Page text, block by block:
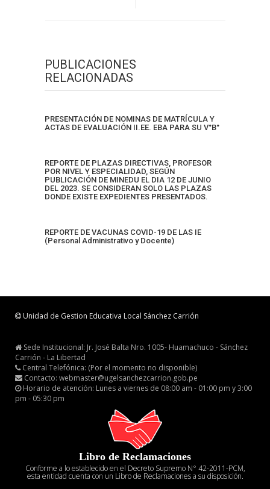
PUBLICACIONES
RELACIONADAS
PRESENTACIÓN DE NOMINAS DE MATRÍCULA Y
ACTAS DE EVALUACIÓN II.EE. EBA PARA SU V°B°
REPORTE DE PLAZAS DIRECTIVAS, PROFESOR
POR NIVEL Y ESPECIALIDAD, SEGÚN
PUBLICACIÓN DE MINEDU EL DIA 12 DE JUNIO
DEL 2023. SE CONSIDERAN SOLO LAS PLAZAS
DONDE EXISTE EXPEDIENTES PRESENTADOS.
REPORTE DE VACUNAS COVID-19 DE LAS IE
(Personal Administrativo y Docente)
Unidad de Gestion Educativa Local Sánchez Carrión
Sede Institucional: Jr. José Balta Nro. 1005- Huamachuco - Sánchez
Carrión - La Libertad
Central Telefónica: (Por el momento no disponible)
Contacto: webmaster@ugelsanchezcarrion.gob.pe
Horario de atención: Lunes a viernes de 08:00 am - 01:00 pm y 3:00
pm - 05:30 pm
Libro de Reclamaciones
Conforme a lo establecido en el Decreto Supremo N° 42-2011-PCM,
esta entidad cuenta con un Libro de Reclamaciones a su disposición.